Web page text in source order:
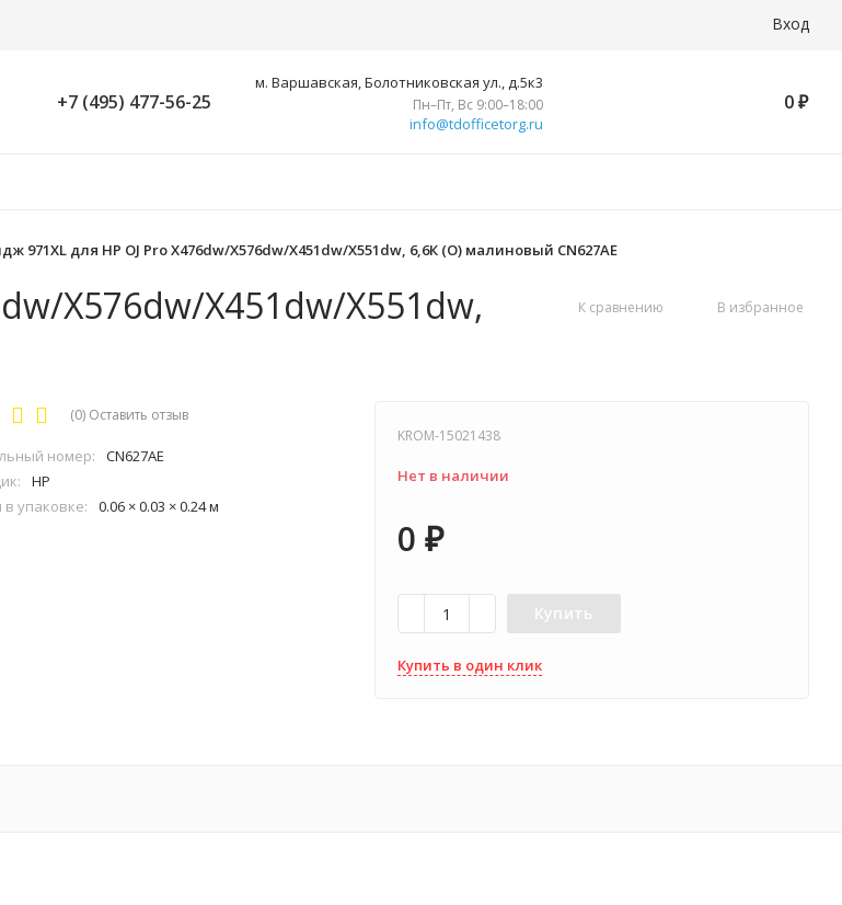
Вход
+7 (495) 477-56-25
м. Варшавская, Болотниковская ул., д.5к3
Пн–Пт, Вс 9:00–18:00
info@tdofficetorg.ru
0 ₽
971XL для HP OJ Pro X476dw/X576dw/X451dw/X551dw, 6,6К (O) малиновый CN627AE
X576dw/X451dw/X551dw,
К сравнению В избранное
(0) Оставить отзыв
номер:
CN627AE
HP
упаковке:
0.06 × 0.03 × 0.24 м
KROM-15021438
Нет в наличии
0 ₽
Купить
Купить в один клик